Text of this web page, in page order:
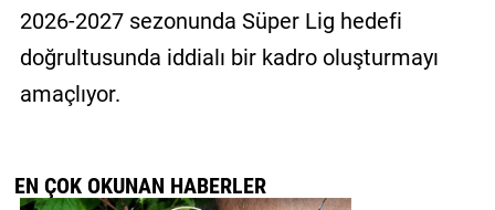
2026-2027 sezonunda Süper Lig hedefi
doğrultusunda iddialı bir kadro oluşturmayı
amaçlıyor.
EN ÇOK OKUNAN HABERLER